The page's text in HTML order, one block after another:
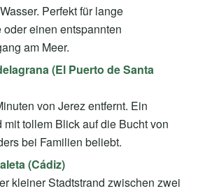
Perfekt für lange
einen entspannten
am Meer.
(El Puerto de Santa
von Jerez entfernt. Ein
mit tollem Blick auf die Bucht von
bei Familien beliebt.
(Cádiz)
kleiner Stadtstrand zwischen zwei